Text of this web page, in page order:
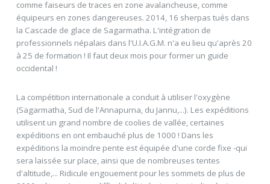
comme faiseurs de traces en zone avalancheuse, comme
équipeurs en zones dangereuses. 2014, 16 sherpas tués dans
la Cascade de glace de Sagarmatha. L'intégration de
professionnels népalais dans l'U.I.A.G.M. n'a eu lieu qu'après 20
à 25 de formation ! Il faut deux mois pour former un guide
occidental !
La compétition internationale a conduit à utiliser l'oxygène
(Sagarmatha, Sud de l'Annapurna, du Jannu,...). Les expéditions
utilisent un grand nombre de coolies de vallée, certaines
expéditions en ont embauché plus de 1000 ! Dans les
expéditions la moindre pente est équipée d'une corde fixe -qui
sera laissée sur place, ainsi que de nombreuses tentes
d'altitude,... Ridicule engouement pour les sommets de plus de